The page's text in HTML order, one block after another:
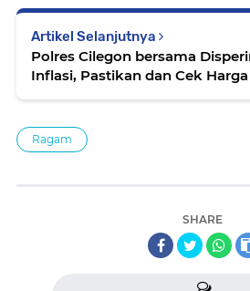
Artikel Selanjutnya
Polres Cilegon bersama
Inflasi, Pastikan dan Cek
Ragam
SHARE